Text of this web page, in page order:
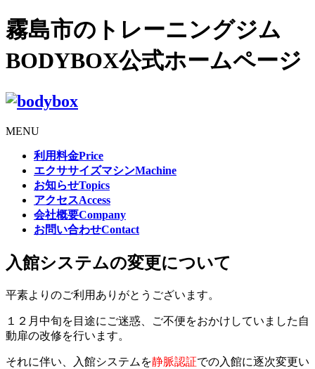
霧島市のトレーニングジム
BODYBOX公式ホームページ
MENU
利用料金Price
エクササイズマシンMachine
お知らせTopics
アクセスAccess
会社概要Company
お問い合わせContact
入館システムの変更について
平素よりのご利用ありがとうございます。
１２月中旬を目途にご迷惑、ご不便をおかけしていました自
動扉の改修を行います。
それに伴い、入館システムを静脈認証での入館に逐次変更い